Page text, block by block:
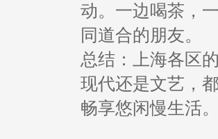
动。一边喝茶，
同道合的朋友。
总结：上海各区
现代还是文艺，
畅享悠闲慢生活